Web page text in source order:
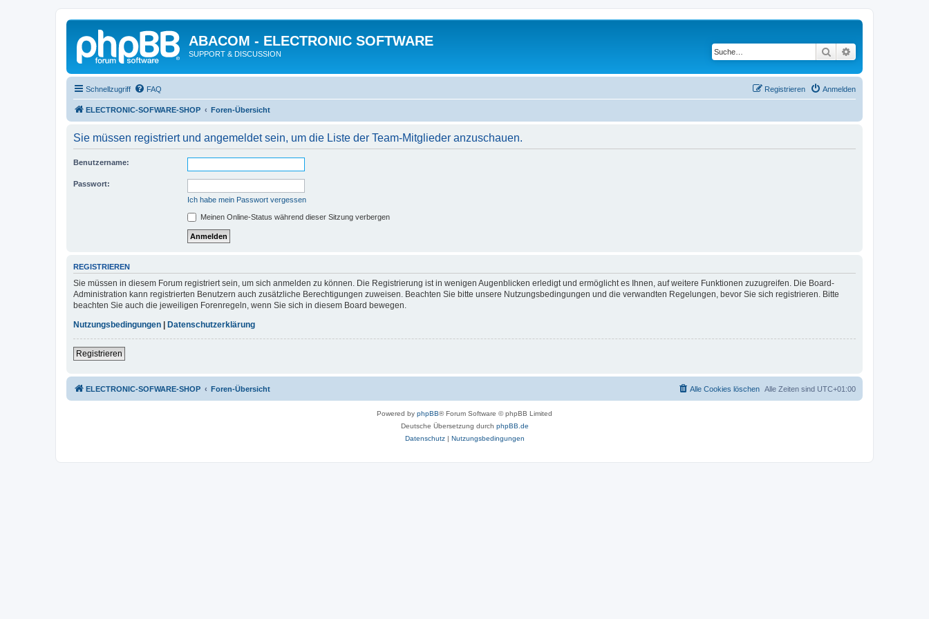
ABACOM - ELECTRONIC SOFTWARE
SUPPORT & DISCUSSION Suche
Schnellzugriff FAQ Anmelden
Registrieren
ELECTRONIC-SOFWARE-SHOP Foren-Übersicht
Sie müssen registriert und angemeldet sein, um die Liste der Team-Mitglieder anzuschauen.
Benutzername:
Passwort:
Ich habe mein Passwort vergessen
Meinen Online-Status während dieser Sitzung verbergen
REGISTRIEREN
Sie müssen in diesem Forum registriert sein, um sich anmelden zu können. Die Registrierung ist in wenigen Augenblicken erledigt und ermöglicht es Ihnen, auf weitere Funktionen zuzugreifen. Die Board-
Administration kann registrierten Benutzern auch zusätzliche Berechtigungen zuweisen. Beachten Sie bitte unsere Nutzungsbedingungen und die verwandten Regelungen, bevor Sie sich registrieren. Bitte
beachten Sie auch die jeweiligen Forenregeln, wenn Sie sich in diesem Board bewegen.
Nutzungsbedingungen | Datenschutzerklärung
Registrieren
ELECTRONIC-SOFWARE-SHOP Foren-Übersicht Alle Zeiten sind UTC+01:00
Alle Cookies löschen
Powered by phpBB® Forum Software © phpBB Limited
Deutsche Übersetzung durch phpBB.de
Datenschutz| Nutzungsbedingungen